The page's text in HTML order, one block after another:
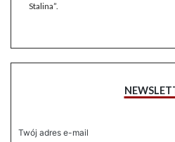
Stalina”.
Twój adres e-mail